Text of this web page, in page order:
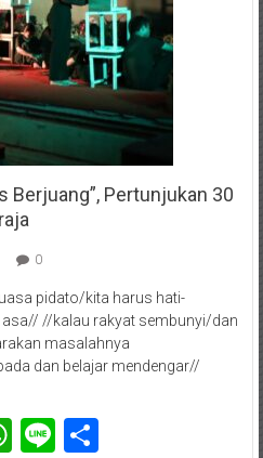
Berjuang”, Pertunjukan 30
0
pidato/kita harus hati-
//kalau rakyat sembunyi/dan
masalahnya
dan belajar mendengar//
WhatsApp
LineShare